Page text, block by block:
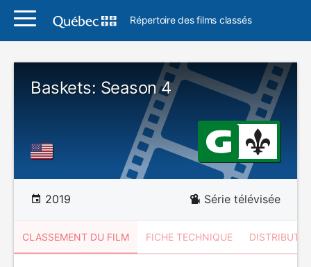
Répertoire des films classés
Baskets: Season 4
2019 Série télévisée
CLASSEMENT DU FILM FICHE TECHNIQUE